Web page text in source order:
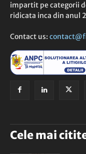
impartit pe categorii
ridicata inca din anul
Contact us:
Cele mai